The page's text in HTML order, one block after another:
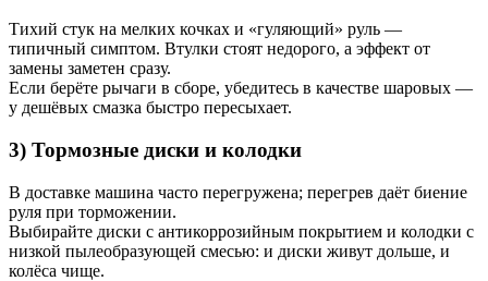
Тихий стук на мелких кочках и «гуляющий» руль —
типичный симптом. Втулки стоят недорого, а эффект от
замены заметен сразу.
Если берёте рычаги в сборе, убедитесь в качестве шаровых —
у дешёвых смазка быстро пересыхает.
3) Тормозные диски и колодки
В доставке машина часто перегружена; перегрев даёт биение
руля при торможении.
Выбирайте диски с антикоррозийным покрытием и колодки с
низкой пылеобразующей смесью: и диски живут дольше, и
колёса чище.